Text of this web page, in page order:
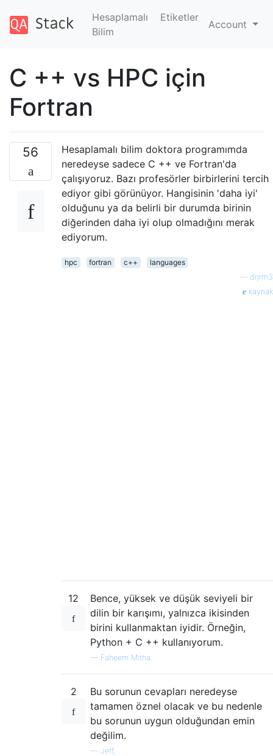
Hesaplamalı
Bilim
Etiketler
Account
C ++ vs HPC için
Fortran
56
Hesaplamalı bilim doktora programımda
neredeyse sadece C ++ ve Fortran'da
çalışıyoruz. Bazı profesörler birbirlerini tercih
ediyor gibi görünüyor. Hangisinin 'daha iyi'
olduğunu ya da belirli bir durumda birinin
diğerinden daha iyi olup olmadığını merak
ediyorum.
hpc fortran c++
languages
drjrm3
kaynak
12
Bence, yüksek ve düşük seviyeli bir
dilin bir karışımı, yalnızca ikisinden
birini kullanmaktan iyidir. Örneğin,
Python + C ++ kullanıyorum.
— Faheem Mitha
2
Bu sorunun cevapları neredeyse
tamamen öznel olacak ve bu nedenle
bu sorunun uygun olduğundan emin
değilim.
— Jeff,